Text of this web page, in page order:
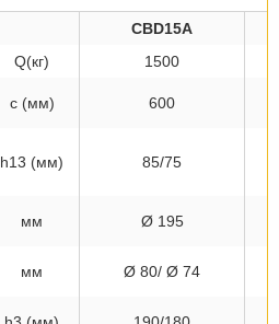
CBD15A
Q(кг)
1500
с (мм) 600
h13 (мм) 85/75
мм Ø 195
мм Ø 80/ Ø 74